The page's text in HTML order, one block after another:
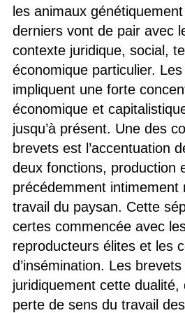
les animaux
derniers vont de pair avec
contexte juridique, social,
économique particulier.
impliquent une forte
économique et
jusqu’à présent. Une des
brevets est l’accentuation
deux fonctions, production
précédemment intimement
travail du paysan. Cette
certes commencée avec
reproducteurs élites et les
d’insémination. Les
juridiquement cette dualité,
perte de sens du travail